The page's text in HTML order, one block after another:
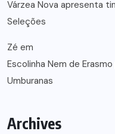
Várzea Nova apresenta
Seleções
Zé em
Escolinha Nem de
Umburanas
Archives